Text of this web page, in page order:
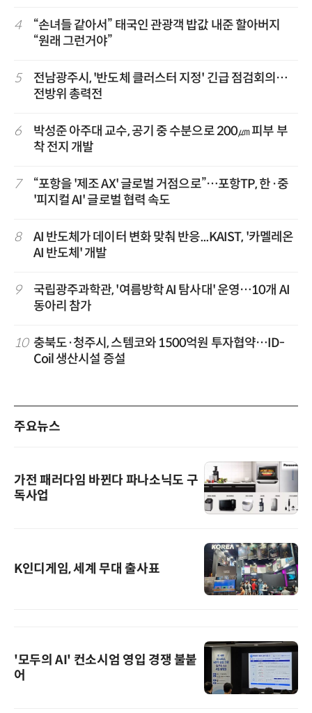
4
“손녀들 같아서” 태국인 관광객 밥값 내준 할아버지
“원래 그런거야”
5
전남광주시, '반도체 클러스터 지정' 긴급 점검회의…
전방위 총력전
6
박성준 아주대 교수, 공기 중 수분으로 200㎛ 피부 부
착 전지 개발
7
“포항을 '제조 AX' 글로벌 거점으로”…포항TP, 한·중
'피지컬 AI' 글로벌 협력 속도
8
AI 반도체가 데이터 변화 맞춰 반응...KAIST, '카멜레온
AI 반도체' 개발
9
국립광주과학관, '여름방학 AI 탐사대' 운영…10개 AI
동아리 참가
10 충북도·청주시, 스템코와 1500억원 투자협약…ID-
Coil 생산시설 증설
주요뉴스
가전 패러다임 바뀐다 파나소닉도 구
독사업
K인디게임, 세계 무대 출사표
'모두의 AI' 컨소시엄 영입 경쟁 불붙
어